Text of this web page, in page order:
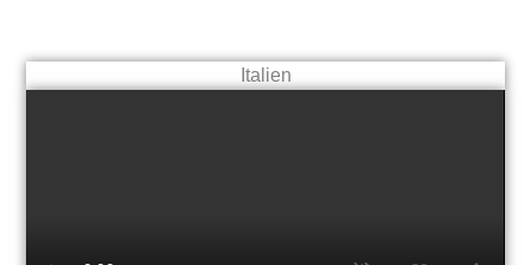
Italien